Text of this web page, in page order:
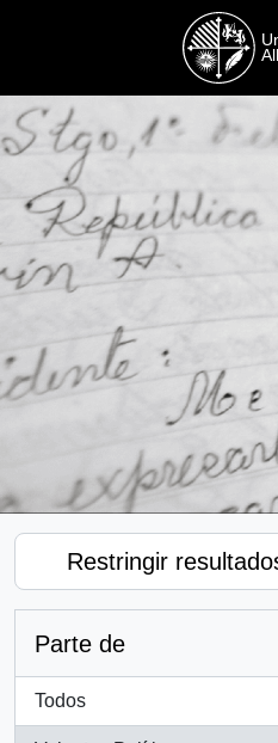
Restringir
Parte de
Todos